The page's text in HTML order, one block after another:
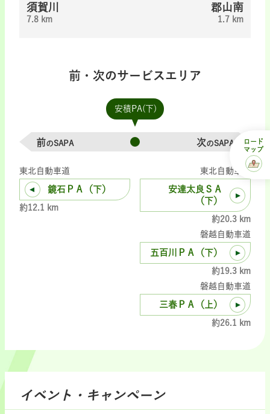
須賀川
7.8 km
郡山南
1.7 km
前・次のサービスエリア
安積PA(下)
前のSAPA 次のSAPA
東北自動車道
鏡石ＰＡ（下）
約12.1 km
東北自動車道
安達太良ＳＡ
（下）
約20.3 km
磐越自動車道
五百川ＰＡ（下）
約19.3 km
磐越自動車道
三春ＰＡ（上）
約26.1 km
イベント・キャンペーン
ロード
マップ